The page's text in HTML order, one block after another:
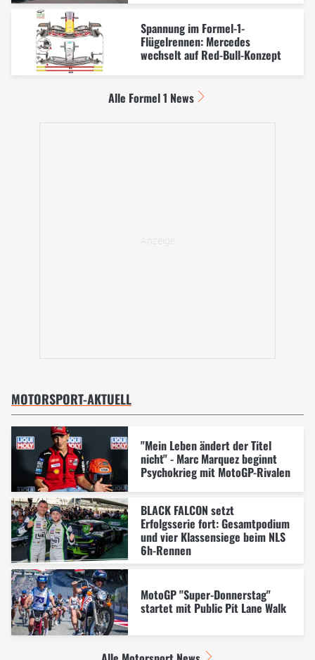
Spannung im Formel-1-
Flügelrennen: Mercedes
wechselt auf Red-Bull-Konzept
Alle Formel 1 News
MOTORSPORT-AKTUELL
"Mein Leben ändert der Titel
nicht" - Marc Marquez beginnt
Psychokrieg mit MotoGP-Rivalen
BLACK FALCON setzt
Erfolgsserie fort: Gesamtpodium
und vier Klassensiege beim NLS
6h-Rennen
MotoGP "Super-Donnerstag"
startet mit Public Pit Lane Walk